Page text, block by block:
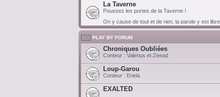
La Taverne
Poussez les portes de la Taverne !
On y cause de tout et de rien, la parole y est
PLAY BY FORUM
Chroniques Oubliées
Conteur : Valerius et Zeead
Loup-Garou
Conteur : Eriela
EXALTED